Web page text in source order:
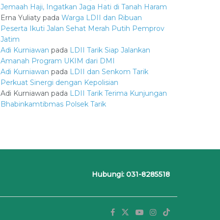
Jemaah Haji, Ingatkan Jaga Hati di Tanah Haram
Erna Yuliaty pada Warga LDII dan Ribuan
Peserta Ikuti Jalan Sehat Merah Putih Pemprov
Jatim
Adi Kurniawan pada LDII Tarik Siap Jalankan
Amanah Program UKIM dari DMI
Adi Kurniawan pada LDII dan Senkom Tarik
Perkuat Sinergi dengan Kepolisian
Adi Kurniawan pada LDII Tarik Terima Kunjungan
Bhabinkamtibmas Polsek Tarik
Hubungi: 031-8285518